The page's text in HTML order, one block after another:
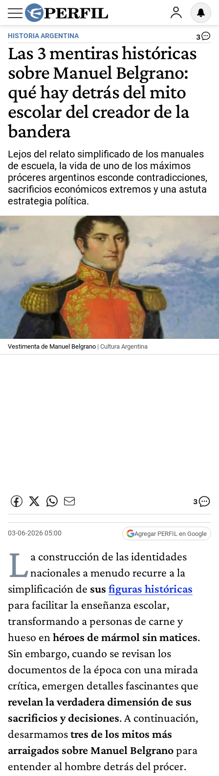
HISTORIA ARGENTINA 3
Las 3 mentiras históricas
sobre Manuel Belgrano:
qué hay detrás del mito
escolar del creador de la
bandera
Lejos del relato simplificado de los manuales
de escuela, la vida de uno de los máximos
próceres argentinos esconde contradicciones,
sacrificios económicos extremos y una astuta
estrategia política.
Vestimenta de Manuel Belgrano | Cultura Argentina
3
03-06-2026 05:00 Agregar PERFIL en Google
La construcción de las identidades
nacionales a menudo recurre a la
simplificación de sus figuras históricas
para facilitar la enseñanza escolar,
transformando a personas de carne y
hueso en héroes de mármol sin matices.
Sin embargo, cuando se revisan los
documentos de la época con una mirada
crítica, emergen detalles fascinantes que
revelan la verdadera dimensión de sus
sacrificios y decisiones. A continuación,
desarmamostres de los mitos más
arraigados sobre Manuel Belgranopara
entender al hombre detrás del prócer.